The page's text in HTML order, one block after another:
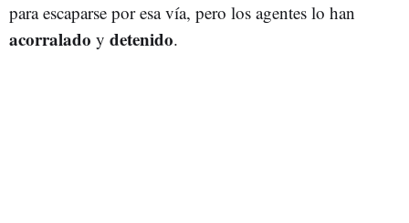
para escaparse por esa vía, pero los agentes lo han
acorralado y detenido.